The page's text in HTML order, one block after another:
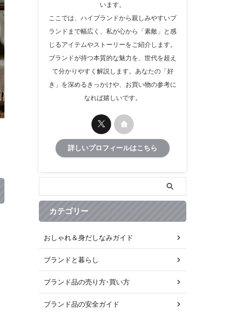
います。
ここでは、ハイブランドから親しみやすいブ
ランドまで幅広く、私が心から「素敵」と感
じるアイテムやストーリーをご紹介します。
ブランドが持つ本質的な魅力を、世代を超え
て分かりやすく解説します。あなたの「好
き」を深めるきっかけや、お買い物の参考に
なれば嬉しいです。
詳しいプロフィールはこちら
カテゴリー
おしゃれ＆身だしなみガイド
ブランドと暮らし
ブランド品の売り方･買い方
ブランド品の安全ガイド